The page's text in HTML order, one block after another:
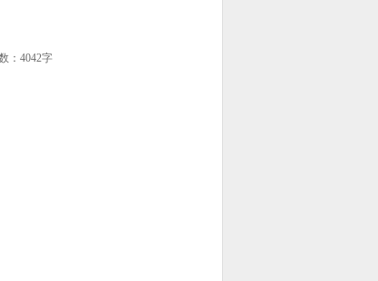
：4042字